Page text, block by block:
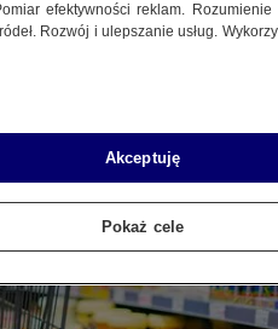
efektywności reklam.
Rozwój i ulepszanie usług.
Akceptuję
Pokaż cele